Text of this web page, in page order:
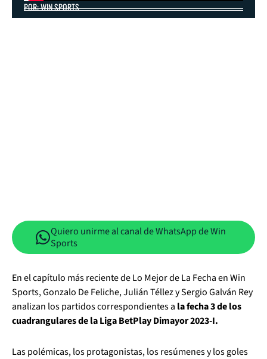
POR: WIN SPORTS
Quiero unirme al canal de WhatsApp de Win
Sports
En el capítulo más reciente de Lo Mejor de La Fecha en Win
Sports, Gonzalo De Feliche, Julián Téllez y Sergio Galván Rey
analizan los partidos correspondientes a la fecha 3 de los
cuadrangulares de la Liga BetPlay Dimayor 2023-I.
Las polémicas, los protagonistas, los resúmenes y los goles